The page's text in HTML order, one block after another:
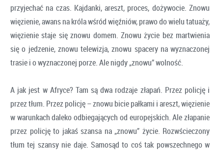
przyjechać na czas. Kajdanki, areszt, proces, dożywocie. Znowu
więzienie, awans na króla wśród więźniów, prawo do wielu tatuaży,
więzienie staje się znowu domem. Znowu życie bez martwienia
się o jedzenie, znowu telewizja, znowu spacery na wyznaczonej
trasie i o wyznaczonej porze. Ale nigdy „znowu” wolność.
A jak jest w Afryce? Tam są dwa rodzaje złapań. Przez policję i
przez tłum. Przez policję – znowu bicie pałkami i areszt, więzienie
w warunkach daleko odbiegających od europejskich. Ale złapanie
przez policję to jakaś szansa na „znowu” życie. Rozwścieczony
tłum tej szansy nie daje. Samosąd to coś tak powszechnego w